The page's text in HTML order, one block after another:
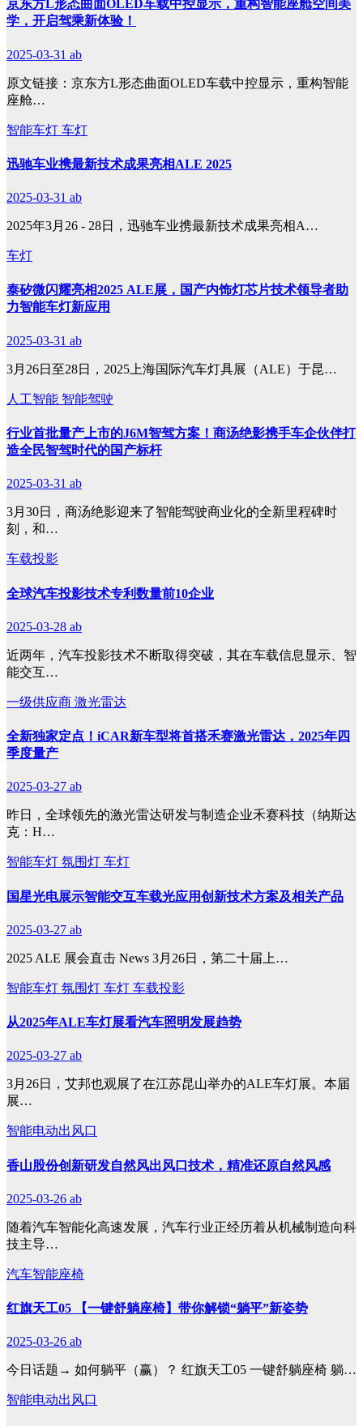
京东方L形态曲面OLED车载中控显示，重构智能座舱空间美
学，开启驾乘新体验！
2025-03-31 ab
原文链接：京东方L形态曲面OLED车载中控显示，重构智能
座舱…
智能车灯 车灯
迅驰车业携最新技术成果亮相ALE 2025
2025-03-31 ab
2025年3月26 - 28日，迅驰车业携最新技术成果亮相A…
车灯
泰矽微闪耀亮相2025 ALE展，国产内饰灯芯片技术领导者助
力智能车灯新应用
2025-03-31 ab
3月26日至28日，2025上海国际汽车灯具展（ALE）于昆…
人工智能 智能驾驶
行业首批量产上市的J6M智驾方案！商汤绝影携手车企伙伴打
造全民智驾时代的国产标杆
2025-03-31 ab
3月30日，商汤绝影迎来了智能驾驶商业化的全新里程碑时
刻，和…
车载投影
全球汽车投影技术专利数量前10企业
2025-03-28 ab
近两年，汽车投影技术不断取得突破，其在车载信息显示、智
能交互…
一级供应商 激光雷达
全新独家定点！iCAR新车型将首搭禾赛激光雷达，2025年四
季度量产
2025-03-27 ab
昨日，全球领先的激光雷达研发与制造企业禾赛科技（纳斯达
克：H…
智能车灯 氛围灯 车灯
国星光电展示智能交互车载光应用创新技术方案及相关产品
2025-03-27 ab
2025 ALE 展会直击 News 3月26日，第二十届上…
智能车灯 氛围灯 车灯 车载投影
从2025年ALE车灯展看汽车照明发展趋势
2025-03-27 ab
3月26日，艾邦也观展了在江苏昆山举办的ALE车灯展。本届
展…
智能电动出风口
香山股份创新研发自然风出风口技术，精准还原自然风感
2025-03-26 ab
随着汽车智能化高速发展，汽车行业正经历着从机械制造向科
技主导…
汽车智能座椅
红旗天工05 【一键舒躺座椅】带你解锁“躺平”新姿势
2025-03-26 ab
今日话题→ 如何躺平（赢）？ 红旗天工05 一键舒躺座椅 躺…
智能电动出风口